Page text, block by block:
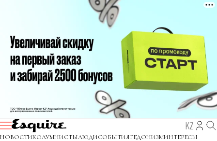
KZ
НОВОСТИКОЛУМНИСТЫЛЮДИСОБЫТИЯГЕДОНИЗМИНТЕРЕСЫ